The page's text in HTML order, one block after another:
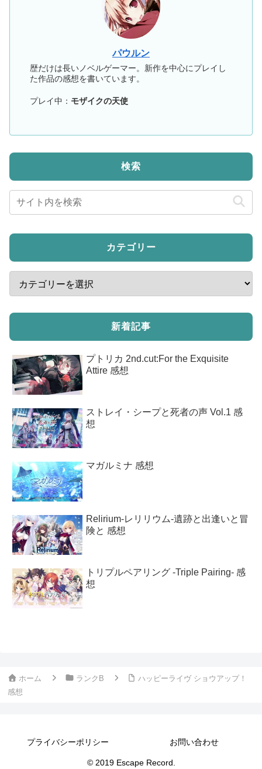
パウルン
歴だけは長いノベルゲーマー。新作を中心にプレイし
た作品の感想を書いています。
プレイ中： モザイクの天使
検索
カテゴリー
新着記事
プトリカ 2nd.cut:For the Exquisite
Attire 感想
ストレイ・シープと死者の声 Vol.1 感
想
マガルミナ 感想
Relirium-レリリウム-遺跡と出逢いと冒
険と 感想
トリプルペアリング -Triple Pairing- 感
想
ホーム ランクB
ハッピーライヴ ショウアップ！
感想
プライバシーポリシー お問い合わせ
© 2019 Escape Record.